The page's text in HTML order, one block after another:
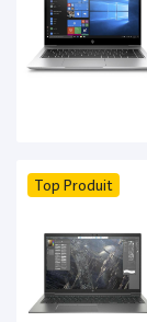
Top Produit